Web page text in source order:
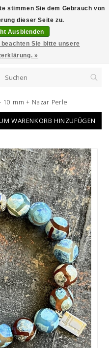
mm + Nazar Perle
WARENKORB HINZUFÜGEN
stimmen Sie dem Gebrauch von
dieser Seite zu.
Ausblenden
Sie bitte unsere
»